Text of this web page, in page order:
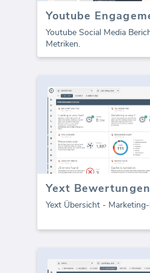
Youtube Social Media
Metriken.
Yext
Yext Übersicht -